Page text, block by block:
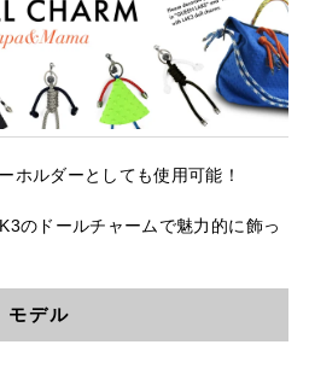
ホルダーとしても使用可能！
のドールチャームで魅力的に飾っ
モデル